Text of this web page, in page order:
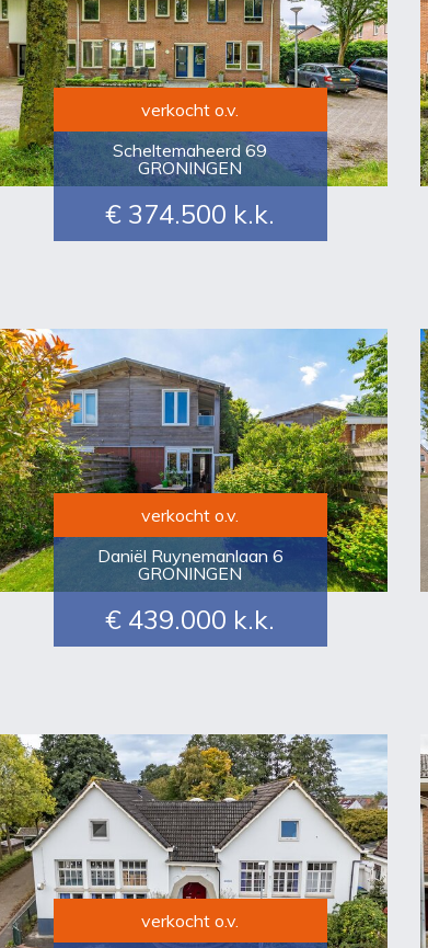
verkocht o.v.
Scheltemaheerd 69
GRONINGEN
€ 374.500 k.k.
verkocht o.v.
Daniël Ruynemanlaan 6
GRONINGEN
€ 439.000 k.k.
verkocht o.v.